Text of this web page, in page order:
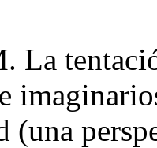
La
(una